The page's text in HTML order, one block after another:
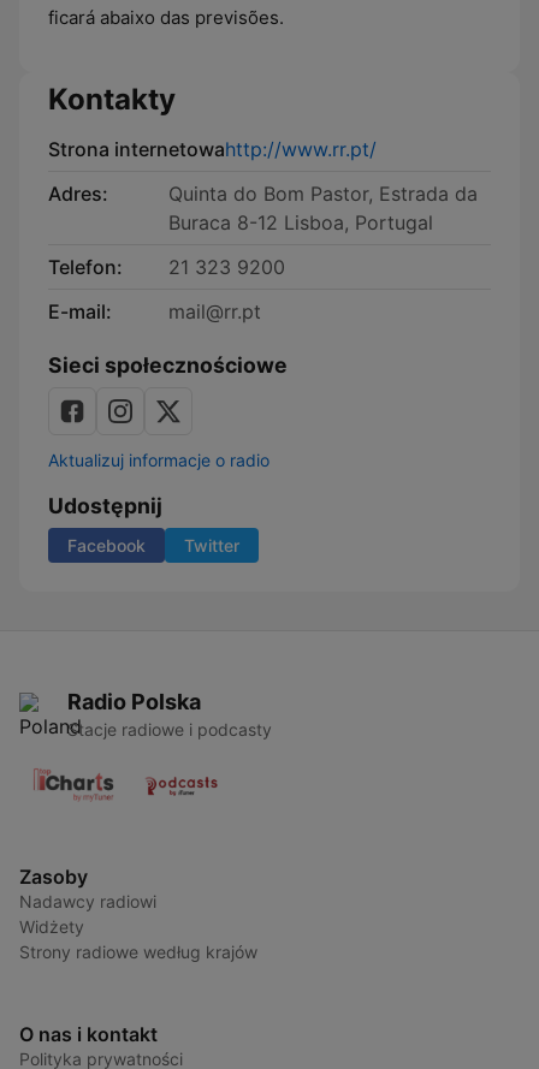
ficará abaixo das previsões.
Kontakty
Strona internetowahttp://www.rr.pt/
Adres:
Quinta do Bom Pastor, Estrada da
Buraca 8-12 Lisboa, Portugal
Telefon:
21 323 9200
E-mail:
mail@rr.pt
Sieci społecznościowe
Aktualizuj informacje o radio
Udostępnij
Facebook Twitter
Radio Polska
Stacje radiowe i podcasty
Zasoby
Nadawcy radiowi
Widżety
Strony radiowe według krajów
O nas i kontakt
Polityka prywatności